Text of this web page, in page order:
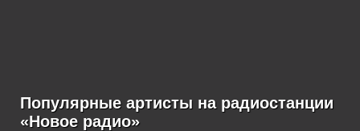
Популярные артисты на радиостанции
«Новое радио»